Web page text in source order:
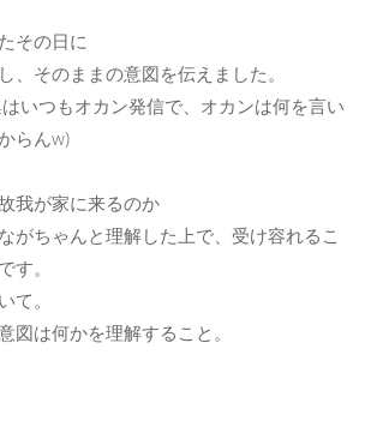
その日に
、そのままの意図を伝えました。
いつもオカン発信で、オカンは何を言い
らんw)
我が家に来るのか
がちゃんと理解した上で、受け容れるこ
す。
て。
図は何かを理解すること。